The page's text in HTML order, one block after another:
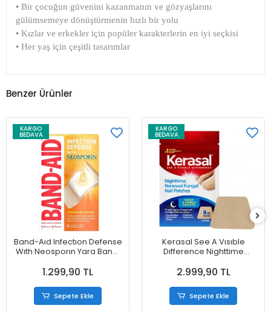
• Bir çocuğun güvenini kazanmanın ve gözyaşlarını
gülümsemeye dönüştürmenin hızlı bir yolu
• Kızlar ve erkekler için popüler karakterlerin en iyi seçkisi
• Her yaş için çeşitli tasarımlar
Benzer Ürünler
KARGO
BEDAVA
Band-Aıd Infectıon Defense
Wıth Neosporın Yara Bandı
1.299,90 TL
Sepete Ekle
KARGO
BEDAVA
Kerasal See A Vısıble
Dıfference Nighttime
Patches Gece Yenileyici
Adet
2.999,90 TL
Sepete Ekle